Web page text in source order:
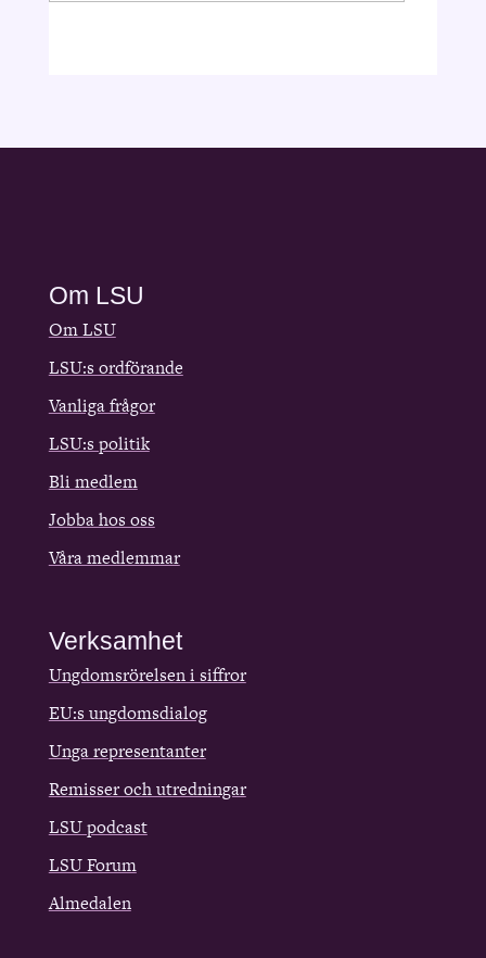
Om LSU
Om LSU
LSU:s ordförande
Vanliga frågor
LSU:s politik
Bli medlem
Jobba hos oss
Våra medlemmar
Verksamhet
Ungdomsrörelsen i siffror
EU:s ungdomsdialog
Unga representanter
Remisser och utredningar
LSU podcast
LSU Forum
Almedalen